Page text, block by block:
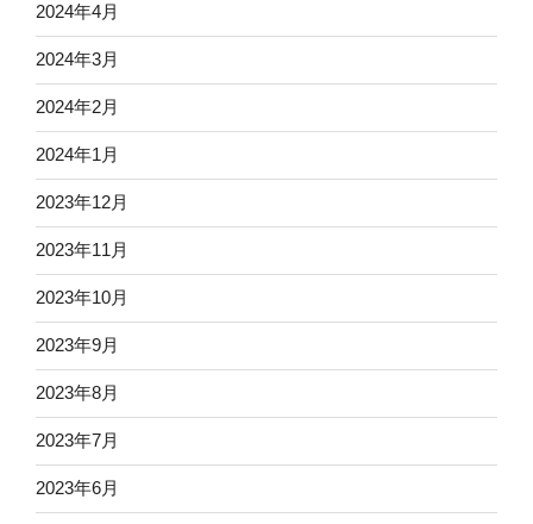
2024年4月
2024年3月
2024年2月
2024年1月
2023年12月
2023年11月
2023年10月
2023年9月
2023年8月
2023年7月
2023年6月